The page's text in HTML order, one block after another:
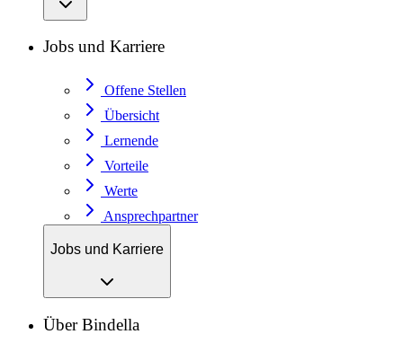
Jobs und Karriere
Offene Stellen
Übersicht
Lernende
Vorteile
Werte
Ansprechpartner
Jobs und Karriere
Über Bindella